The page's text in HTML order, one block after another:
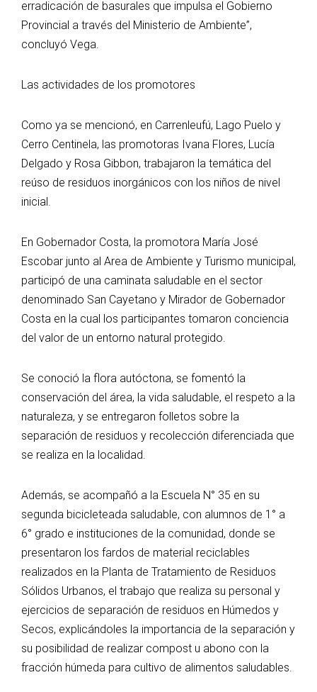
erradicación de basurales que impulsa el Gobierno
Provincial a través del Ministerio de Ambiente”,
concluyó Vega.
Las actividades de los promotores
Como ya se mencionó, en Carrenleufú, Lago Puelo y
Cerro Centinela, las promotoras Ivana Flores, Lucía
Delgado y Rosa Gibbon, trabajaron la temática del
reúso de residuos inorgánicos con los niños de nivel
inicial.
En Gobernador Costa, la promotora María José
Escobar junto al Area de Ambiente y Turismo municipal,
participó de una caminata saludable en el sector
denominado San Cayetano y Mirador de Gobernador
Costa en la cual los participantes tomaron conciencia
del valor de un entorno natural protegido.
Se conoció la flora autóctona, se fomentó la
conservación del área, la vida saludable, el respeto a la
naturaleza, y se entregaron folletos sobre la
separación de residuos y recolección diferenciada que
se realiza en la localidad.
Además, se acompañó a la Escuela N° 35 en su
segunda bicicleteada saludable, con alumnos de 1° a
6° grado e instituciones de la comunidad, donde se
presentaron los fardos de material reciclables
realizados en la Planta de Tratamiento de Residuos
Sólidos Urbanos, el trabajo que realiza su personal y
ejercicios de separación de residuos en Húmedos y
Secos, explicándoles la importancia de la separación y
su posibilidad de realizar compost u abono con la
fracción húmeda para cultivo de alimentos saludables.